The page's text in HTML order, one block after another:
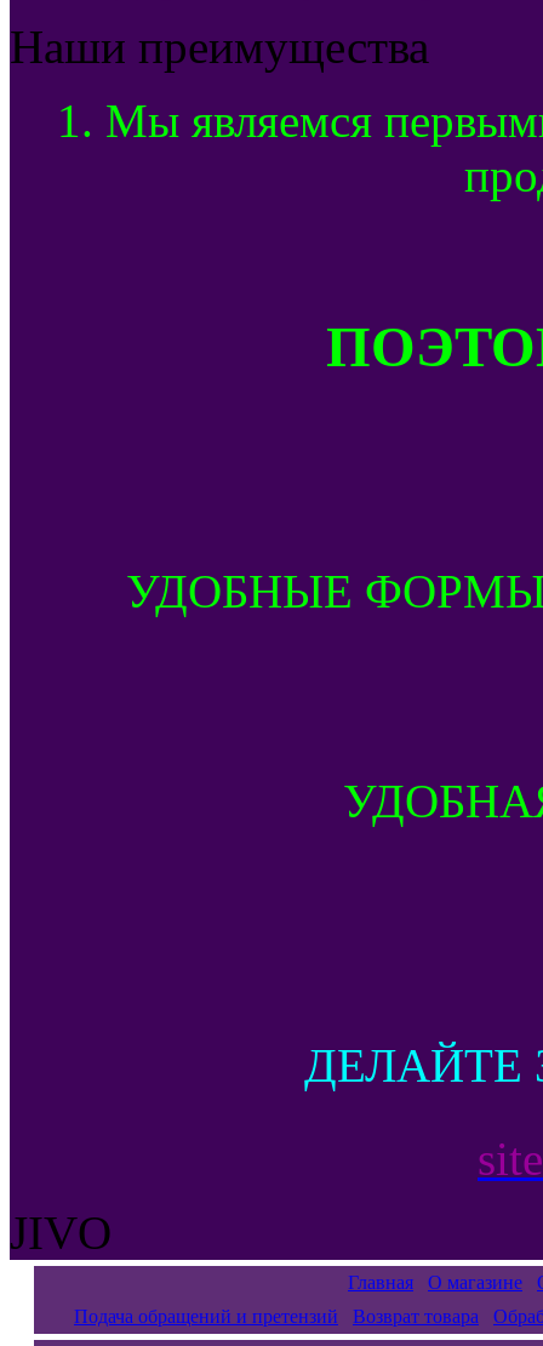
Наши преимущества
1. Мы являемся
УДОБНЫЕ
ДЕЛАЙТЕ
JIVO
Главная О магазине
Подача обращений и претензий
Возврат товара